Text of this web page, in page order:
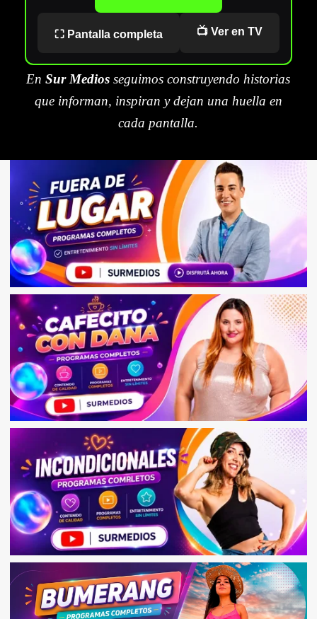
⛶ Pantalla completa 📺 Ver en TV
EnSur Medios seguimos construyendo historias
que informan, inspiran y dejan una huella en
cada pantalla.